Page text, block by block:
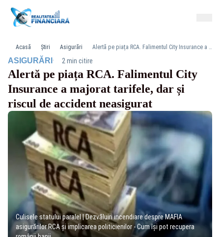
Acasă Știri Asigurări Alertă pe piața RCA. Falimentul City Insurance a majorat tarifele, dar și riscul de accident neasigurat
ASIGURĂRI · 2 min citire
Alertă pe piața RCA. Falimentul City
Insurance a majorat tarifele, dar și
riscul de accident neasigurat
Culisele statului paralel | Dezvăluiri incendiare despre MAFIA
asigurărilor RCA și implicarea politicienilor - Cum își pot recupera